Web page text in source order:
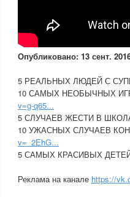
Опубликовано: 13 сент.
5 РЕАЛЬНЫХ ЛЮДЕЙ С
10 САМЫХ НЕОБЫЧНЫХ
v=g-q65...
5 СЛУЧАЕВ ЖЕСТИ В
10 УЖАСНЫХ СЛУЧАЕВ
v=_2EhG...
5 САМЫХ КРАСИВЫХ ДЕТЕЙ.
Реклама на канале https://